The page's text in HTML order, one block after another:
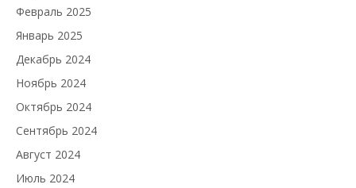
Февраль 2025
Январь 2025
Декабрь 2024
Ноябрь 2024
Октябрь 2024
Сентябрь 2024
Август 2024
Июль 2024